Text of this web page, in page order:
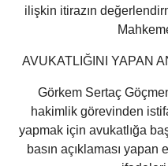
ilişkin itirazın
AVUKATLIĞINI YAPAN
Görkem Sertaç
hakimlik görevinden
yapmak için avukatlığa
basın açıklaması